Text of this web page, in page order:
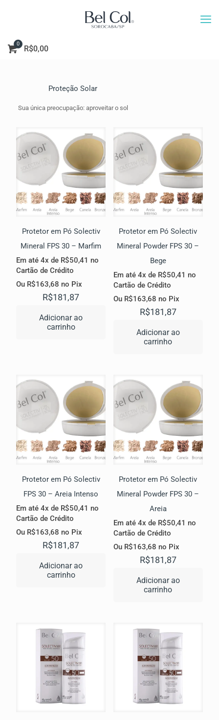
0
R$0,00
Proteção Solar
Sua única preocupação: aproveitar o sol
Protetor em Pó Solectiv
Mineral FPS 30 – Marfim
Em até 4x de R$50,41 no
Cartão de Crédito
Ou R$163,68 no Pix
R$181,87
Adicionar ao
carrinho
Protetor em Pó Solectiv
Mineral Powder FPS 30 –
Bege
Em até 4x de R$50,41 no
Cartão de Crédito
Ou R$163,68 no Pix
R$181,87
Adicionar ao
carrinho
Protetor em Pó Solectiv
FPS 30 – Areia Intenso
Em até 4x de R$50,41 no
Cartão de Crédito
Ou R$163,68 no Pix
R$181,87
Adicionar ao
carrinho
Protetor em Pó Solectiv
Mineral Powder FPS 30 –
Areia
Em até 4x de R$50,41 no
Cartão de Crédito
Ou R$163,68 no Pix
R$181,87
Adicionar ao
carrinho